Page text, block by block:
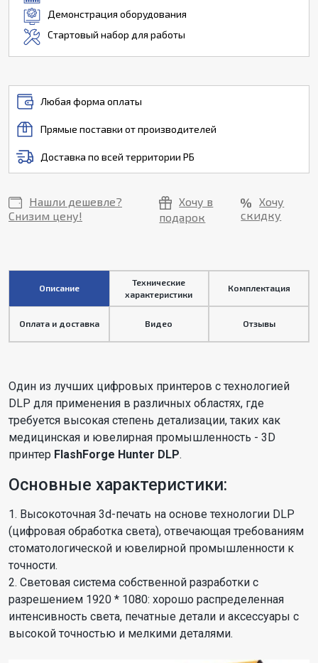
Демонстрация оборудования
Стартовый набор для работы
Любая форма оплаты
Прямые поставки от производителей
Доставка по всей территории РБ
Нашли дешевле?
Снизим цену!
Хочу в
подарок
Хочу
скидку
Описание
Технические
характеристики
Комплектация
Оплата и доставка Видео Отзывы
Один из лучших цифровых принтеров с технологией
DLP для применения в различных областях, где
требуется высокая степень детализации, таких как
медицинская и ювелирная промышленность - 3D
принтер FlashForge Hunter DLP.
Основные характеристики:
1. Высокоточная 3d-печать на основе технологии DLP
(цифровая обработка света), отвечающая требованиям
стоматологической и ювелирной промышленности к
точности.
2. Световая система собственной разработки с
разрешением 1920 * 1080: хорошо распределенная
интенсивность света, печатные детали и аксессуары с
высокой точностью и мелкими деталями.